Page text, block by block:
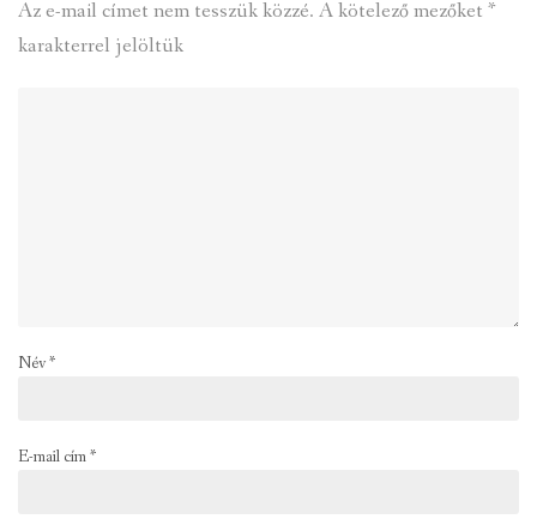
Az e-mail címet nem tesszük közzé. A kötelező mezőket *
karakterrel jelöltük
Név*
E-mail cím*